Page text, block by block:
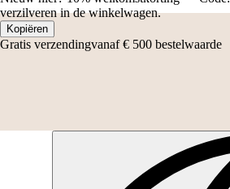
verzilveren in de winkelwagen.
Kopiëren
Gratis verzendingvanaf € 500 bestelwaarde